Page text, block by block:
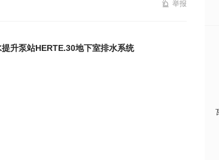
举报
升泵站HERTE.30地下室排水系统